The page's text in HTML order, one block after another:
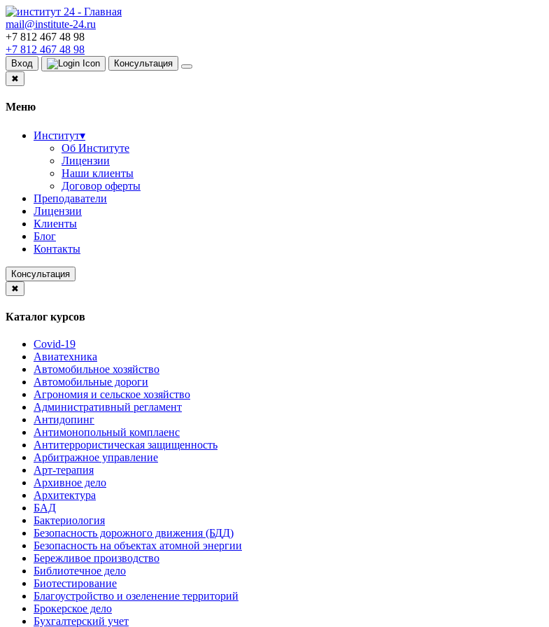
mail@institute-24.ru
+7 812 467 48 98
+7 812 467 48 98
Вход
Консультация
✖
Меню
Институт▾
Об Институте
Лицензии
Наши клиенты
Договор оферты
Преподаватели
Лицензии
Клиенты
Блог
Контакты
Консультация
✖
Каталог курсов
Covid-19
Авиатехника
Автомобильное хозяйство
Автомобильные дороги
Агрономия и сельское хозяйство
Административный регламент
Антидопинг
Антимонопольный комплаенс
Антитеррористическая защищенность
Арбитражное управление
Арт-терапия
Архивное дело
Архитектура
БАД
Бактериология
Безопасность дорожного движения (БДД)
Безопасность на объектах атомной энергии
Бережливое производство
Библиотечное дело
Биотестирование
Благоустройство и озеленение территорий
Брокерское дело
Бухгалтерский учет